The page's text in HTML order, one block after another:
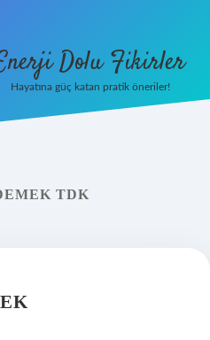
Dolu Fikirler
Hayatına güç katan pratik öneriler!
TDK